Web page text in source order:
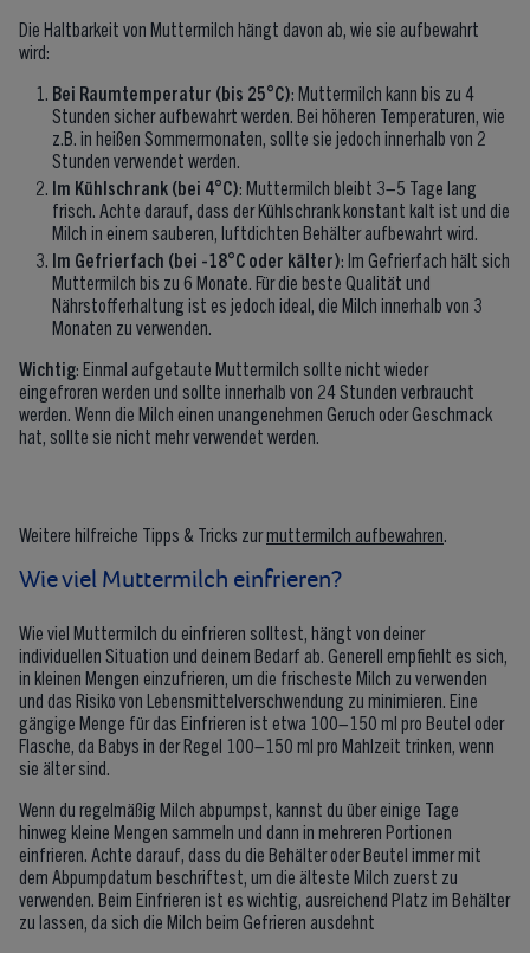
Die Haltbarkeit von Muttermilch hängt davon ab, wie sie aufbewahrt
wird:
Bei Raumtemperatur (bis 25°C): Muttermilch kann bis zu 4
Stunden sicher aufbewahrt werden. Bei höheren Temperaturen, wie
z.B. in heißen Sommermonaten, sollte sie jedoch innerhalb von 2
Stunden verwendet werden.
Im Kühlschrank (bei 4°C): Muttermilch bleibt 3–5 Tage lang
frisch. Achte darauf, dass der Kühlschrank konstant kalt ist und die
Milch in einem sauberen, luftdichten Behälter aufbewahrt wird.
Im Gefrierfach (bei -18°C oder kälter): Im Gefrierfach hält sich
Muttermilch bis zu 6 Monate. Für die beste Qualität und
Nährstofferhaltung ist es jedoch ideal, die Milch innerhalb von 3
Monaten zu verwenden.
Wichtig: Einmal aufgetaute Muttermilch sollte nicht wieder
eingefroren werden und sollte innerhalb von 24 Stunden verbraucht
werden. Wenn die Milch einen unangenehmen Geruch oder Geschmack
hat, sollte sie nicht mehr verwendet werden.
Weitere hilfreiche Tipps & Tricks zurmuttermilch aufbewahren.
Wie viel Muttermilch einfrieren?
Wie viel Muttermilch du einfrieren solltest, hängt von deiner
individuellen Situation und deinem Bedarf ab. Generell empfiehlt es sich,
in kleinen Mengen einzufrieren, um die frischeste Milch zu verwenden
und das Risiko von Lebensmittelverschwendung zu minimieren. Eine
gängige Menge für das Einfrieren ist etwa 100–150 ml pro Beutel oder
Flasche, da Babys in der Regel 100–150 ml pro Mahlzeit trinken, wenn
sie älter sind.
Wenn du regelmäßig Milch abpumpst, kannst du über einige Tage
hinweg kleine Mengen sammeln und dann in mehreren Portionen
einfrieren. Achte darauf, dass du die Behälter oder Beutel immer mit
dem Abpumpdatum beschriftest, um die älteste Milch zuerst zu
verwenden. Beim Einfrieren ist es wichtig, ausreichend Platz im Behälter
zu lassen, da sich die Milch beim Gefrieren ausdehnt